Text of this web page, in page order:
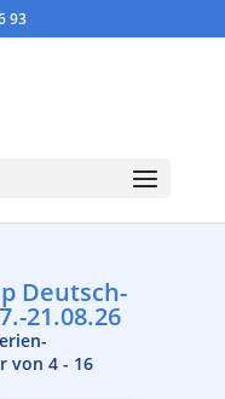
93
Deutsch-
21.08.26
von 4 - 16